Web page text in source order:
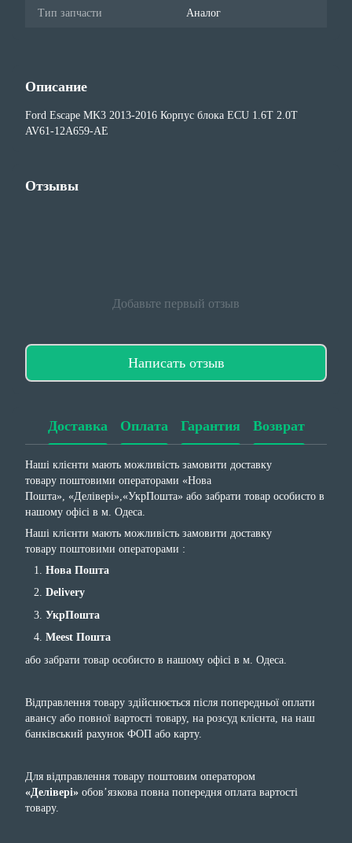
Тип запчасти Аналог
Описание
Ford Escape MK3 2013-2016 Корпус блока ECU 1.6Т 2.0T
AV61-12A659-AE
Отзывы
Добавьте первый отзыв
Написать отзыв
Доставка Оплата Гарантия Возврат
Наші клієнти мають можливість замовити доставку
товару поштовими операторами «Нова
Пошта», «Делівері»,«УкрПошта» або забрати товар особисто в
нашому офісі в м. Одеса.
Наші клієнти мають можливість замовити доставку
товару поштовими операторами :
Нова Пошта
Delivery
УкрПошта
Meest Пошта
або забрати товар особисто в нашому офісі в м. Одеса.
Відправлення товару здійснюється після попередньої оплати
авансу або повної вартості товару, на розсуд клієнта, на наш
банківський рахунок ФОП або карту.
Для відправлення товару поштовим оператором
«Делівері» обов’язкова повна попередня оплата вартості
товару.